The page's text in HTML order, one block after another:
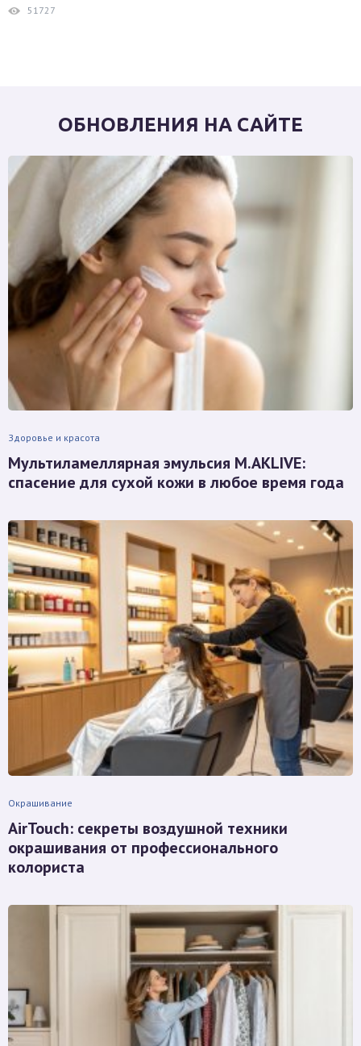
51727
ОБНОВЛЕНИЯ НА САЙТЕ
Здоровье и красота
Мультиламеллярная эмульсия M.AKLIVE:
спасение для сухой кожи в любое время года
Окрашивание
AirTouch: секреты воздушной техники
окрашивания от профессионального
колориста